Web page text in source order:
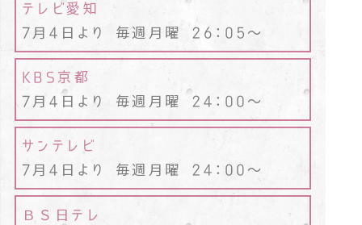
テレビ愛知
7月4日より 毎週月曜 26：05～
KBS京都
7月4日より 毎週月曜 24：00～
サンテレビ
7月4日より 毎週月曜 24：00～
ＢＳ日テレ